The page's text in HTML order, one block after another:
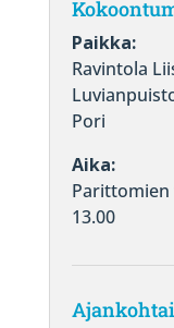
Paikka:
Ravintola
Pori
Aika:
Parittomien
13.00